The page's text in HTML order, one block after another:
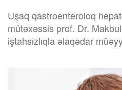
Uşaq qastroenteroloq
mütəxəssis prof. Dr.
iştahsızlıqla əlaqədar